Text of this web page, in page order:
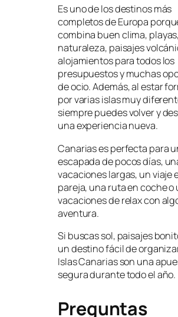
Es uno de los destinos más
completos de Europa
combina buen clima, playas,
naturaleza, paisajes
alojamientos para todos los
presupuestos y muchas
de ocio. Además, al estar
por varias islas muy
siempre puedes volver y
una experiencia nueva.
Canarias es perfecta para
escapada de pocos días,
vacaciones largas, un viaje
pareja, una ruta en coche o
vacaciones de relax con
aventura.
Si buscas sol, paisajes
un destino fácil de
Islas Canarias son una
segura durante todo el año.
Preguntas